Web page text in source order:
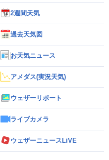
2週間天気
過去天気図
お天気ニュース
アメダス(実況天気)
ウェザーリポート
ライブカメラ
ウェザーニュースLiVE